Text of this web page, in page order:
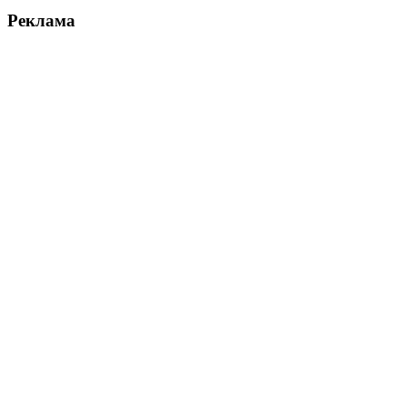
Реклама